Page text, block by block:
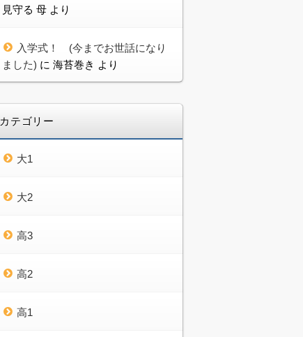
見守る 母 より
入学式！ (今までお世話になり
ました) に 海苔巻き より
カテゴリー
大1
大2
高3
高2
高1